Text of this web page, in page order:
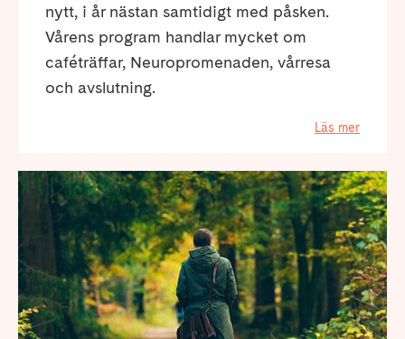
nytt, i år nästan samtidigt med påsken.
Vårens program handlar mycket om
caféträffar, Neuropromenaden, vårresa
och avslutning.
Läs mer